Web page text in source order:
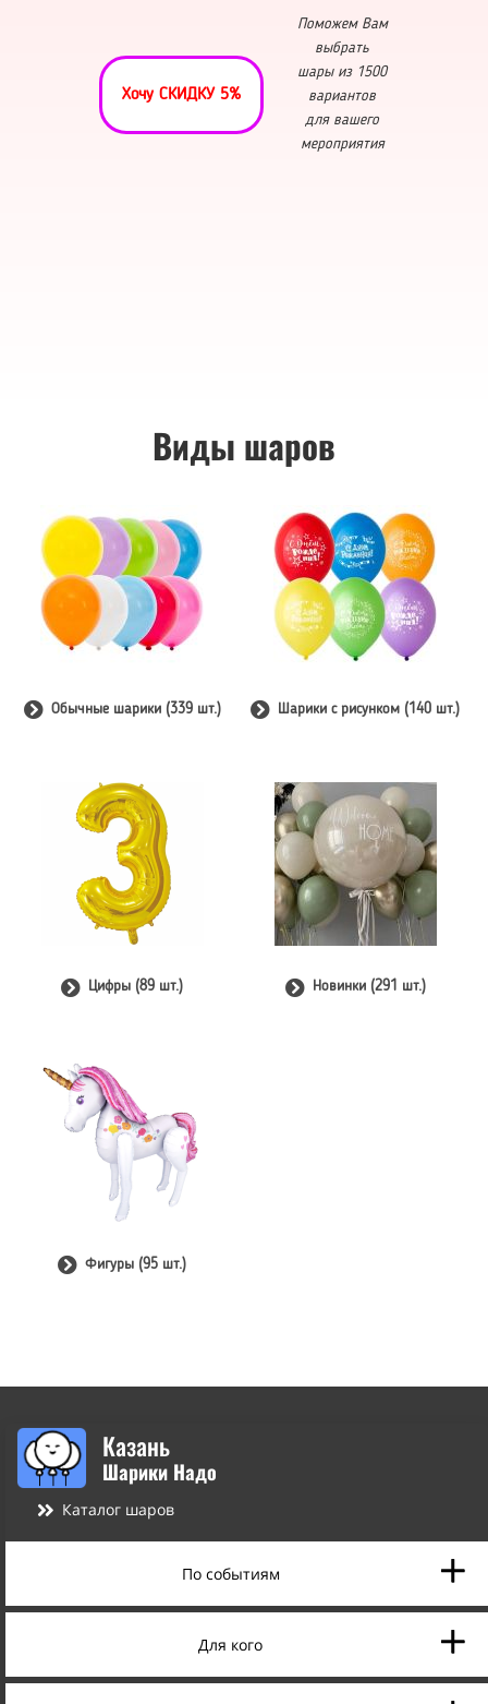
Хочу СКИДКУ 5%
Поможем Вам
выбрать
шары из 1500
вариантов
для вашего
мероприятия
Виды шаров
Обычные шарики (339 шт.) Шарики с рисунком (140 шт.)
Цифры (89 шт.) Новинки (291 шт.)
Фигуры (95 шт.)
Казань
Шарики Надо
Каталог шаров
По событиям
Для кого